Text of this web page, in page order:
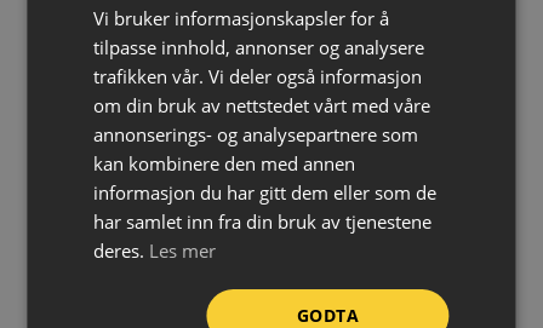
Kan kappes til ønsket lengde
Kan brukes både utendørs og innendørs
Rask og enkel montering
Sort
Type A
Materiale: Polyuretan (PU)
Temperaturmotstand:
DIN EN 13501-1 / Klasse E
Vi bruker informasjonskapsler for å
tilpasse innhold, annonser og analysere
trafikken vår. Vi deler også informasjon
om din bruk av nettstedet vårt med våre
annonserings- og analysepartnere som
kan kombinere den med annen
informasjon du har gitt dem eller som de
har samlet inn fra din bruk av tjenestene
deres. Les mer
GODTA